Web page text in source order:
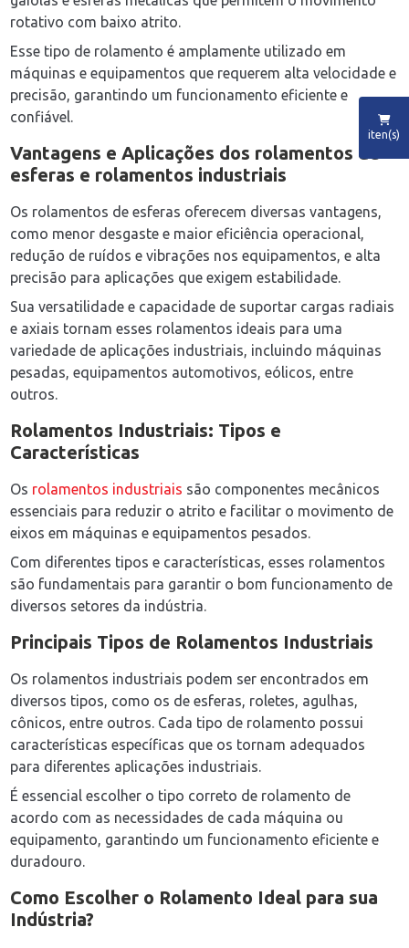
iten(s)
rotativo com baixo atrito.
Esse tipo de rolamento é amplamente utilizado em
máquinas e equipamentos que requerem alta velocidade e
precisão, garantindo um funcionamento eficiente e
confiável.
Vantagens e Aplicações dos rolamentos de
esferas e rolamentos industriais
Os rolamentos de esferas oferecem diversas vantagens,
como menor desgaste e maior eficiência operacional,
redução de ruídos e vibrações nos equipamentos, e alta
precisão para aplicações que exigem estabilidade.
Sua versatilidade e capacidade de suportar cargas radiais
e axiais tornam esses rolamentos ideais para uma
variedade de aplicações industriais, incluindo máquinas
pesadas, equipamentos automotivos, eólicos, entre
outros.
Rolamentos Industriais: Tipos e
Características
Os rolamentos industriais são componentes mecânicos
essenciais para reduzir o atrito e facilitar o movimento de
eixos em máquinas e equipamentos pesados.
Com diferentes tipos e características, esses rolamentos
são fundamentais para garantir o bom funcionamento de
diversos setores da indústria.
Principais Tipos de Rolamentos Industriais
Os rolamentos industriais podem ser encontrados em
diversos tipos, como os de esferas, roletes, agulhas,
cônicos, entre outros. Cada tipo de rolamento possui
características específicas que os tornam adequados
para diferentes aplicações industriais.
É essencial escolher o tipo correto de rolamento de
acordo com as necessidades de cada máquina ou
equipamento, garantindo um funcionamento eficiente e
duradouro.
Como Escolher o Rolamento Ideal para sua
Indústria?